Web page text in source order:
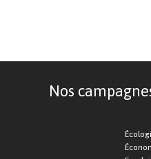
Nos